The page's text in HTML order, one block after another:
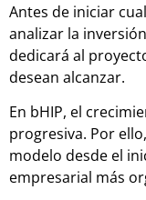
Antes de iniciar
analizar la
dedicará al
desean alcanzar.
En bHIP, el
progresiva. Por
modelo desde el
empresarial más